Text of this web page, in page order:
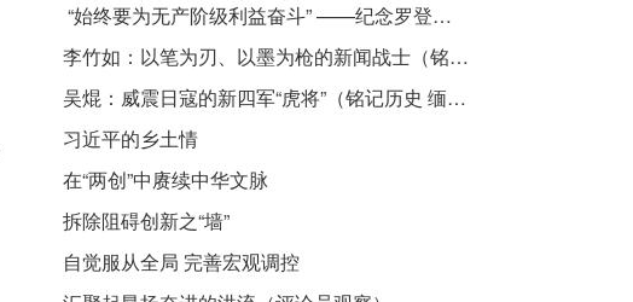
​ “始终要为无产阶级利益奋斗” ——纪念罗登贤同志诞辰120周年
李竹如：以笔为刃、以墨为枪的新闻战士（铭记历史 缅怀先烈·抗日英雄）
吴焜：威震日寇的新四军“虎将”（铭记历史 缅怀先烈·抗日英雄）
习近平的乡土情
在“两创”中赓续中华文脉
拆除阻碍创新之“墙”
自觉服从全局 完善宏观调控